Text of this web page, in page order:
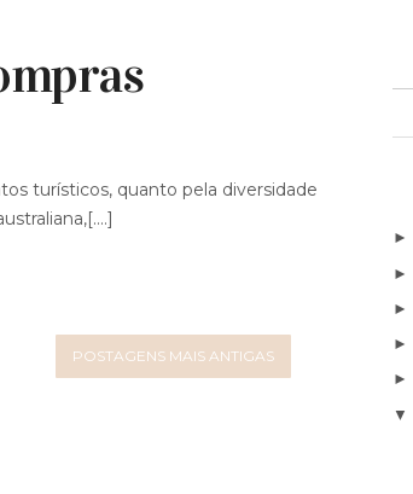
turísticos, quanto pela diversidade
POSTAGENS MAIS ANTIGAS
►
►
►
►
►
▼